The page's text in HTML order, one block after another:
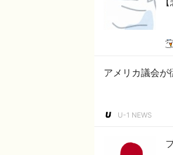
アメリカ議会が
U-1 NEWS